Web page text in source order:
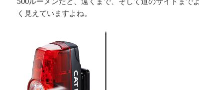
く見えていますよね。